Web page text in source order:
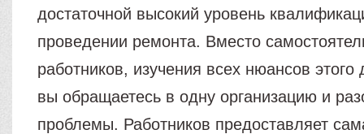
достаточной высокий уровень
проведении ремонта. Вместо
работников, изучения всех нюансов
вы обращаетесь в одну организацию и
проблемы. Работников предоставляет